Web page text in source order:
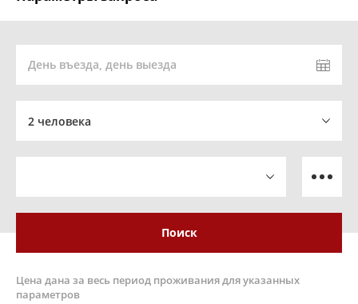
День въезда, день выезда
2 человека
Поиск
Цена дана за весь период проживания для указанных
параметров